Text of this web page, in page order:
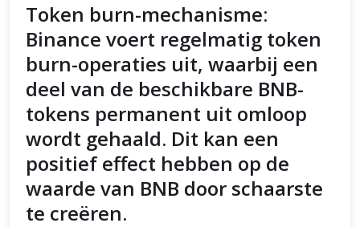
Token burn-mechanisme:
Binance voert regelmatig token
burn-operaties uit, waarbij een
deel van de beschikbare BNB-
tokens permanent uit omloop
wordt gehaald. Dit kan een
positief effect hebben op de
waarde van BNB door schaarste
te creëren.